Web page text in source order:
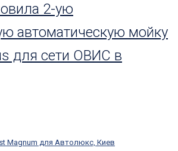
2-ую
автоматическую мойку
для сети ОВИС в